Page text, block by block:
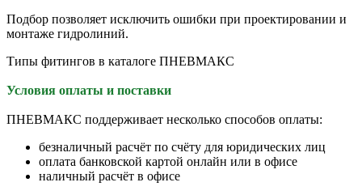
Подбор позволяет исключить ошибки при проектировании и
монтаже гидролиний.
Типы фитингов в каталоге ПНЕВМАКС
Условия оплаты и поставки
ПНЕВМАКС поддерживает несколько способов оплаты:
безналичный расчёт по счёту для юридических лиц
оплата банковской картой онлайн или в офисе
наличный расчёт в офисе